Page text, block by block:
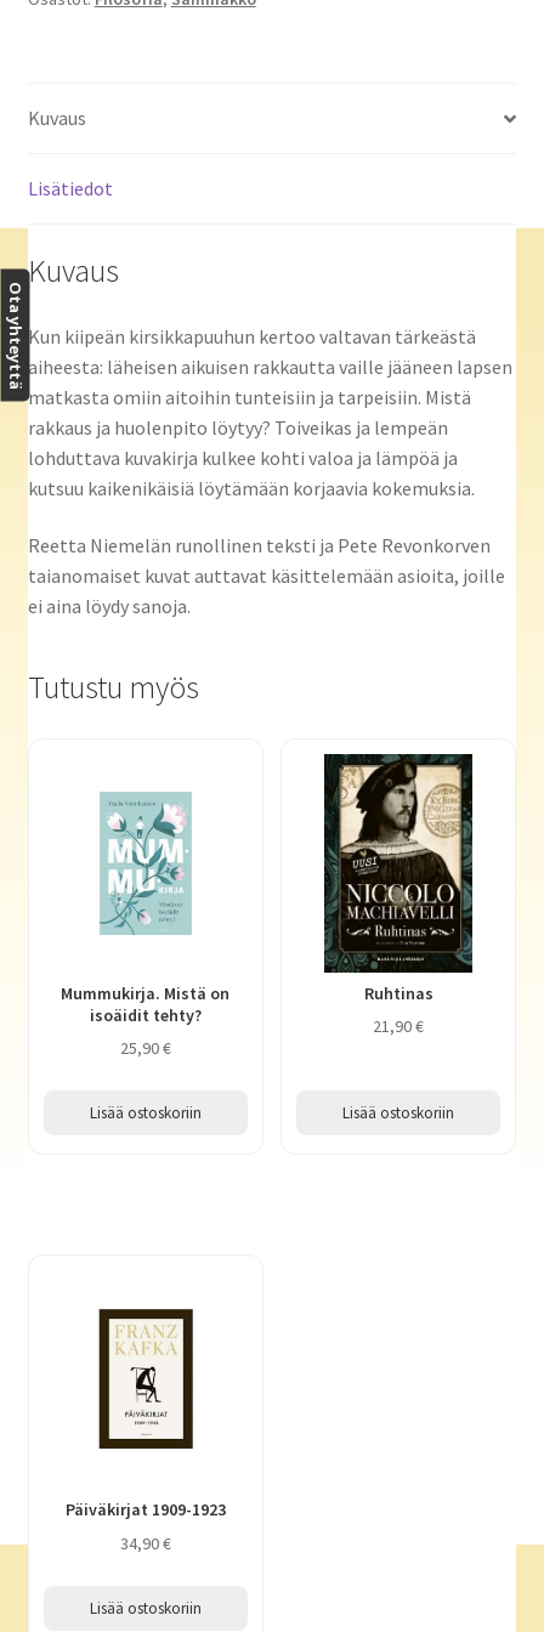
Kuvaus
Lisätiedot
Kuvaus
Kun kiipeän kirsikkapuuhun kertoo valtavan tärkeästä
aiheesta: läheisen aikuisen rakkautta vaille jääneen lapsen
matkasta omiin aitoihin tunteisiin ja tarpeisiin. Mistä
rakkaus ja huolenpito löytyy? Toiveikas ja lempeän
lohduttava kuvakirja kulkee kohti valoa ja lämpöä ja
kutsuu kaikenikäisiä löytämään korjaavia kokemuksia.
Reetta Niemelän runollinen teksti ja Pete Revonkorven
taianomaiset kuvat auttavat käsittelemään asioita, joille
ei aina löydy sanoja.
Tutustu myös
Mummukirja. Mistä on
isoäidit tehty?
25,90€
Lisää ostoskoriin
Ruhtinas
21,90€
Lisää ostoskoriin
Päiväkirjat 1909-1923
34,90€
Lisää ostoskoriin
Ota yhteyttä